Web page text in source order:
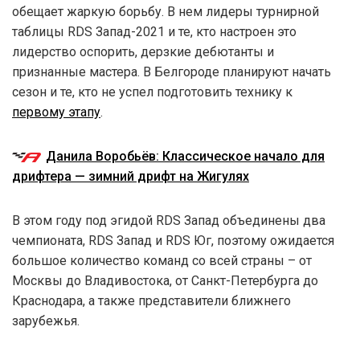
обещает жаркую борьбу. В нем лидеры турнирной
таблицы RDS Запад-2021 и те, кто настроен это
лидерство оспорить, дерзкие дебютанты и
признанные мастера. В Белгороде планируют начать
сезон и те, кто не успел подготовить технику к
первому этапу.
Данила Воробьёв: Классическое начало для
дрифтера — зимний дрифт на Жигулях
В этом году под эгидой RDS Запад объединены два
чемпионата, RDS Запад и RDS Юг, поэтому ожидается
большое количество команд со всей страны – от
Москвы до Владивостока, от Санкт-Петербурга до
Краснодара, а также представители ближнего
зарубежья.